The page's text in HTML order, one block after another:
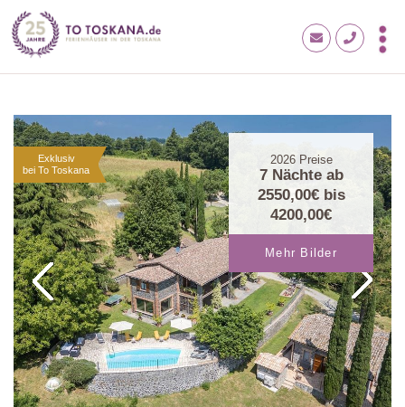
Exklusiv
bei To Toskana
2026Preise
7 Nächte ab
2550,00€bis
4200,00€
Mehr Bilder